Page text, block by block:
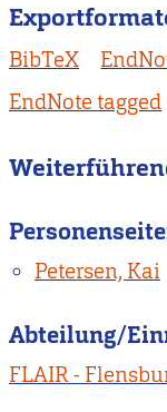
BibTeX
EndNote tagged
Petersen, Kai
Abteilung/
FLAIR -